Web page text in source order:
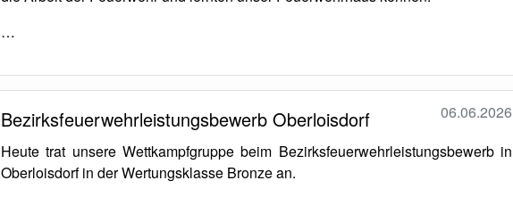
…
Bezirksfeuerwehrleistungsbewerb Oberloisdorf
06.06.2026
Heute trat unsere Wettkampfgruppe beim Bezirksfeuerwehrleistungsbewerb in
Oberloisdorf in der Wertungsklasse Bronze an.